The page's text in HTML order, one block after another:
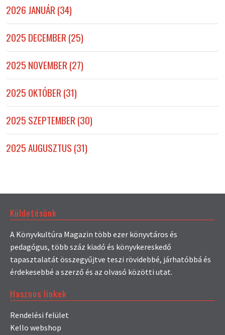
2026 JANUÁR (34)
2025 DECEMBER (25)
2025 NOVEMBER (27)
2025 OKTÓBER (31)
2025 SZEPTEMBER (30)
2025 AUGUSZTUS (31)
Küldetésünk
A Könyvkultúra Magazin több ezer könyvtáros és
pedagógus, több száz kiadó és könyvkereskedő
tapasztalatát összegyűjtve teszi rövidebbé, járhatóbbá és
érdekesebbé a szerző és az olvasó közötti utat.
Hasznos linkek
Rendelési felület
Kello webshop